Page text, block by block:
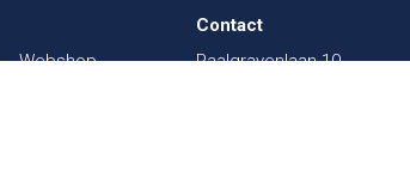
Webshop
Contact
Paalgravenlaan 10